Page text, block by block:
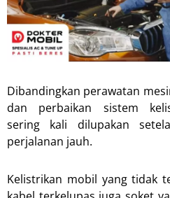
Dibandingkan perawatan
dan perbaikan sistem
sering kali dilupakan
perjalanan jauh.
Kelistrikan mobil yang tidak